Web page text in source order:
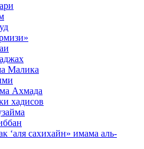
Малика
Ахмада
хадисов
‘аля сахихайн» имама аль-